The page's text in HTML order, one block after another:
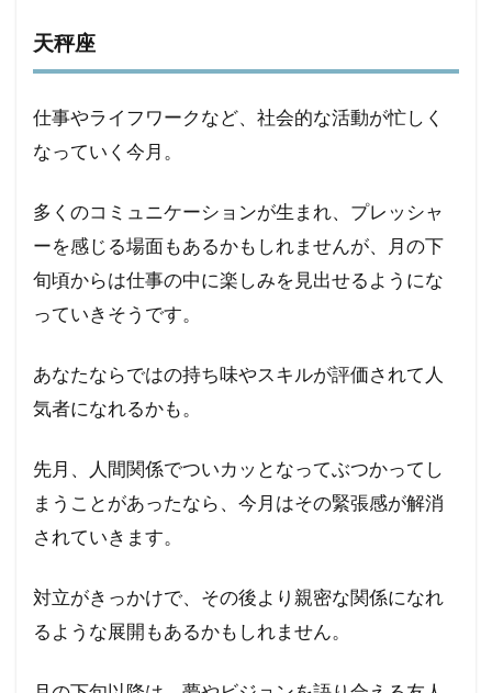
天秤座
仕事やライフワークなど、社会的な活動が忙しく
なっていく今月。
多くのコミュニケーションが生まれ、プレッシャ
ーを感じる場面もあるかもしれませんが、月の下
旬頃からは仕事の中に楽しみを見出せるようにな
っていきそうです。
あなたならではの持ち味やスキルが評価されて人
気者になれるかも。
先月、人間関係でついカッとなってぶつかってし
まうことがあったなら、今月はその緊張感が解消
されていきます。
対立がきっかけで、その後より親密な関係になれ
るような展開もあるかもしれません。